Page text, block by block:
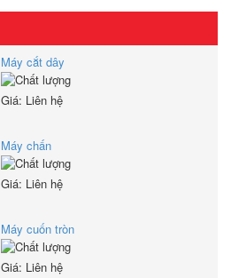
Máy cắt dây
Giá: Liên hệ
Máy chấn
Giá: Liên hệ
Máy cuốn tròn
Giá: Liên hệ